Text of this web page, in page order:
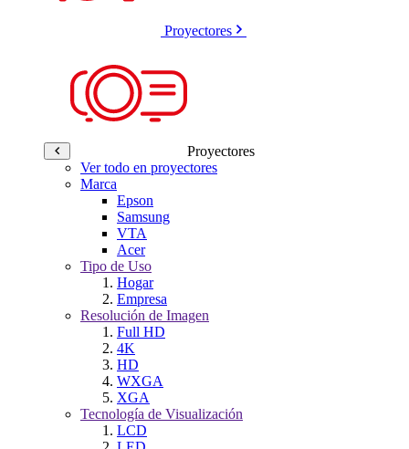
Proyectores
Proyectores
Ver todo en proyectores
Marca
Epson
Samsung
VTA
Acer
Tipo de Uso
Hogar
Empresa
Resolución de Imagen
Full HD
4K
HD
WXGA
XGA
Tecnología de Visualización
LCD